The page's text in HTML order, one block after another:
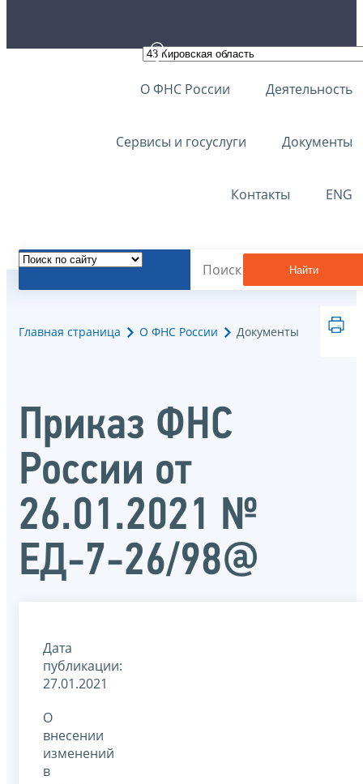
О ФНС России Деятельность
Сервисы и госуслуги Документы
Контакты ENG
Найти
Главная страница О ФНС России Документы
Приказ ФНС
России от
26.01.2021 №
ЕД-7-26/98@
Дата
публикации:
27.01.2021
О
внесении
изменений
в